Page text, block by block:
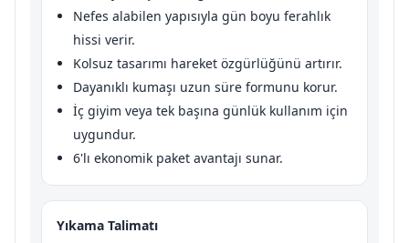
Nefes alabilen yapısıyla gün boyu ferahlık
hissi verir.
Kolsuz tasarımı hareket özgürlüğünü artırır.
Dayanıklı kumaşı uzun süre formunu korur.
İç giyim veya tek başına günlük kullanım için
uygundur.
6'lı ekonomik paket avantajı sunar.
Yıkama Talimatı